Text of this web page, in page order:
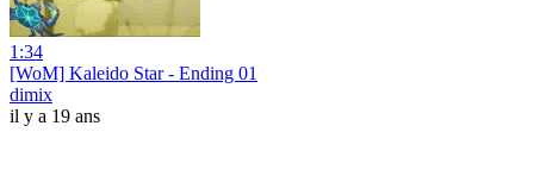
1:34
[WoM] Kaleido Star - Ending 01
dimix
il y a 19 ans